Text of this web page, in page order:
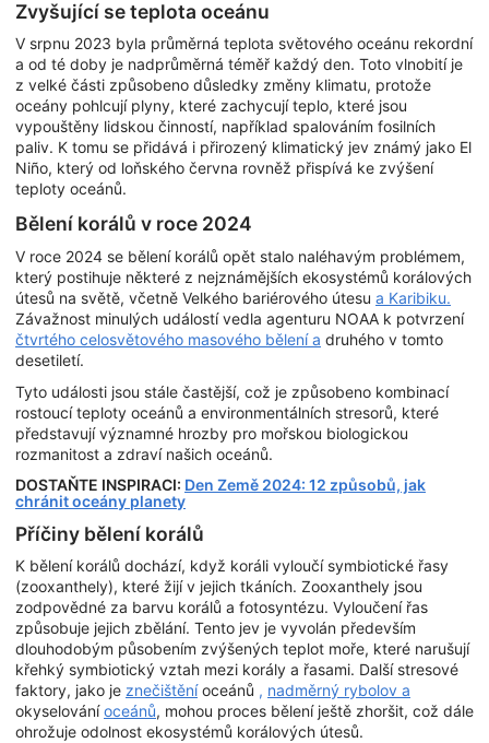
Zvyšující se teplota oceánu
V srpnu 2023 byla průměrná teplota světového oceánu rekordní
a od té doby je nadprůměrná téměř každý den. Toto vlnobití je
z velké části způsobeno důsledky změny klimatu, protože
oceány pohlcují plyny, které zachycují teplo, které jsou
vypouštěny lidskou činností, například spalováním fosilních
paliv. K tomu se přidává i přirozený klimatický jev známý jako El
Niño, který od loňského června rovněž přispívá ke zvýšení
teploty oceánů.
Bělení korálů v roce 2024
V roce 2024 se bělení korálů opět stalo naléhavým problémem,
který postihuje některé z nejznámějších ekosystémů korálových
útesů na světě, včetně Velkého bariérového útesu a Karibiku.
Závažnost minulých událostí vedla agenturu NOAA k potvrzení
čtvrtého celosvětového masového bělení a druhého v tomto
desetiletí.
Tyto události jsou stále častější, což je způsobeno kombinací
rostoucí teploty oceánů a environmentálních stresorů, které
představují významné hrozby pro mořskou biologickou
rozmanitost a zdraví našich oceánů.
DOSTAŇTE INSPIRACI: Den Země 2024: 12 způsobů, jak
chránit oceány planety
Příčiny bělení korálů
K bělení korálů dochází, když koráli vyloučí symbiotické řasy
(zooxanthely), které žijí v jejich tkáních. Zooxanthely jsou
zodpovědné za barvu korálů a fotosyntézu. Vyloučení řas
způsobuje jejich zbělání. Tento jev je vyvolán především
dlouhodobým působením zvýšených teplot moře, které narušují
křehký symbiotický vztah mezi korály a řasami. Další stresové
faktory, jako je znečištěníoceánů , nadměrný rybolov a
okyselováníoceánů, mohou proces bělení ještě zhoršit, což dále
ohrožuje odolnost ekosystémů korálových útesů.